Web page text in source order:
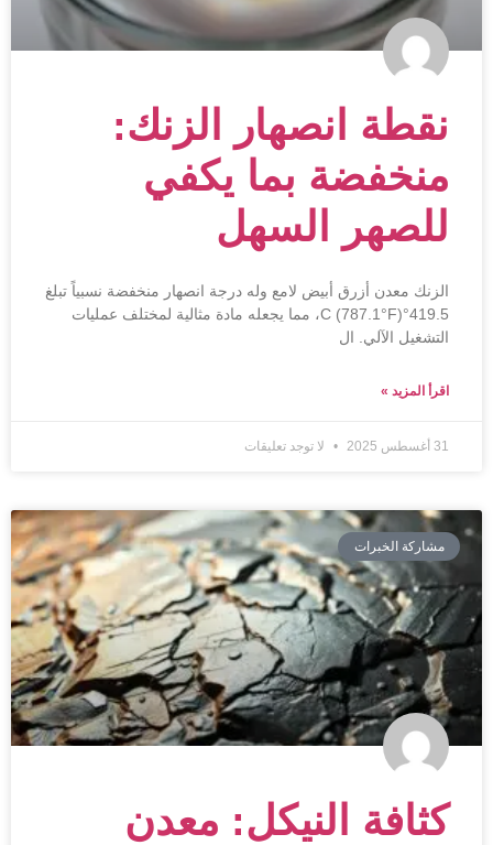
نقطة انصهار الزنك:
منخفضة بما يكفي
للصهر السهل
الزنك معدن أزرق أبيض لامع وله درجة انصهار منخفضة نسبياً تبلغ
419.5°C (787.1°F)، مما يجعله مادة مثالية لمختلف عمليات
التشغيل الآلي. ال
اقرأ المزيد »
31 أغسطس 2025 لا توجد تعليقات
مشاركة الخبرات
كثافة النيكل: معدن